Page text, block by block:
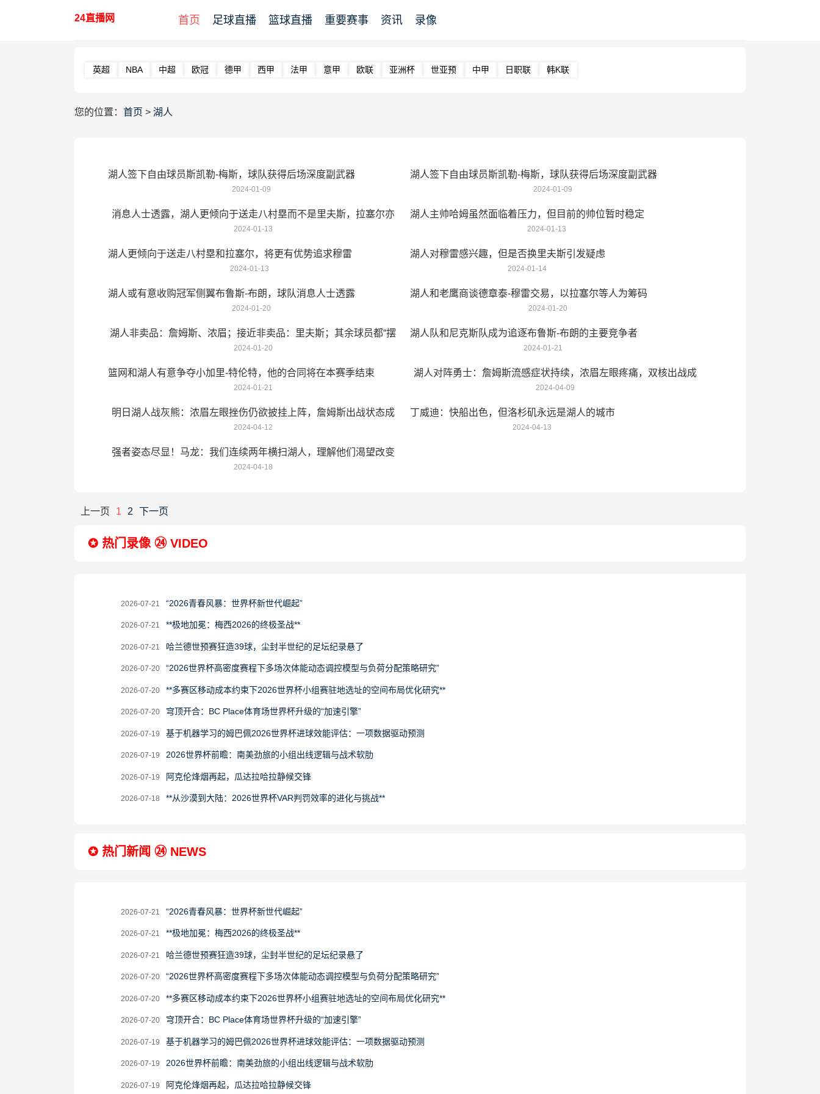
24直播网 首页 足球直播 篮球直播 重要赛事 资讯 录像
英超 NBA 中超 欧冠 德甲 西甲 法甲 意甲 欧联 亚洲杯 世亚预 中甲 日职联 韩K联
您的位置： 首页 > 湖人
湖人签下自由球员斯凯勒-梅斯，球队获得后场深度副武器
2024-01-09
湖人签下自由球员斯凯勒-梅斯，球队获得后场深度副武器
2024-01-09
消息人士透露，湖人更倾向于送走八村塁而不是里夫斯，拉塞尔亦
在送走名单中
2024-01-13
湖人主帅哈姆虽然面临着压力，但目前的帅位暂时稳定
2024-01-13
湖人更倾向于送走八村塁和拉塞尔，将更有优势追求穆雷
2024-01-13
湖人对穆雷感兴趣，但是否换里夫斯引发疑虑
2024-01-14
湖人或有意收购冠军侧翼布鲁斯-布朗，球队消息人士透露
2024-01-20
湖人和老鹰商谈德章泰-穆雷交易，以拉塞尔等人为筹码
2024-01-20
湖人非卖品：詹姆斯、浓眉；接近非卖品：里夫斯；其余球员都“摆
上谈判桌”
2024-01-20
湖人队和尼克斯队成为追逐布鲁斯-布朗的主要竞争者
2024-01-21
篮网和湖人有意争夺小加里-特伦特，他的合同将在本赛季结束
2024-01-21
湖人对阵勇士：詹姆斯流感症状持续，浓眉左眼疼痛，双核出战成
疑
2024-04-09
明日湖人战灰熊：浓眉左眼挫伤仍欲披挂上阵，詹姆斯出战状态成
疑
2024-04-12
丁威迪：快船出色，但洛杉矶永远是湖人的城市
2024-04-13
强者姿态尽显！马龙：我们连续两年横扫湖人，理解他们渴望改变
局面的决心
2024-04-18
上一页 1 2 下一页
✪ 热门录像 ㉔ VIDEO
2026-
07-
21
2026-07-21 “2026青春风暴：世界杯新世代崛起”
2026-
07-
21
2026-07-21 **极地加冕：梅西2026的终极圣战**
2026-
07-
21
2026-07-21 哈兰德世预赛狂造39球，尘封半世纪的足坛纪录悬了
2026-
07-
20
2026-07-20 “2026世界杯高密度赛程下多场次体能动态调控模型与负荷分配策略研究”
2026-
07-
20
2026-07-20 **多赛区移动成本约束下2026世界杯小组赛驻地选址的空间布局优化研究**
2026-
07-
20
2026-07-20 穹顶开合：BC Place体育场世界杯升级的“加速引擎”
2026-
07-
19
2026-07-19 基于机器学习的姆巴佩2026世界杯进球效能评估：一项数据驱动预测
2026-
07-
19
2026-07-19 2026世界杯前瞻：南美劲旅的小组出线逻辑与战术软肋
2026-
07-
2026-07-19 阿克伦烽烟再起，瓜达拉哈拉静候交锋
2026-
2026-07-18 **从沙漠到大陆：2026世界杯VAR判罚效率的进化与挑战**
✪ 热门新闻 ㉔ NEWS
2026-
07-
21
2026-07-21 “2026青春风暴：世界杯新世代崛起”
2026-
07-
21
2026-07-21 **极地加冕：梅西2026的终极圣战**
2026-
07-
21
2026-07-21 哈兰德世预赛狂造39球，尘封半世纪的足坛纪录悬了
2026-
07-
20
2026-07-20 “2026世界杯高密度赛程下多场次体能动态调控模型与负荷分配策略研究”
2026-
07-
20
2026-07-20 **多赛区移动成本约束下2026世界杯小组赛驻地选址的空间布局优化研究**
2026-
07-
20
2026-07-20 穹顶开合：BC Place体育场世界杯升级的“加速引擎”
2026-
07-
19
2026-07-19 基于机器学习的姆巴佩2026世界杯进球效能评估：一项数据驱动预测
2026-
07-
2026-07-19 2026世界杯前瞻：南美劲旅的小组出线逻辑与战术软肋
2026-
2026-07-19 阿克伦烽烟再起，瓜达拉哈拉静候交锋